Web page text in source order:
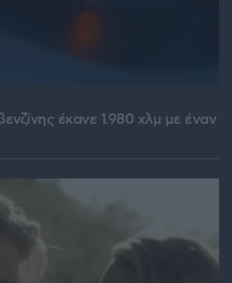
έκανε 1.980 χλμ με έναν